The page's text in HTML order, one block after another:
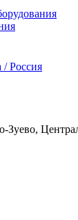
Россия
Зуево,